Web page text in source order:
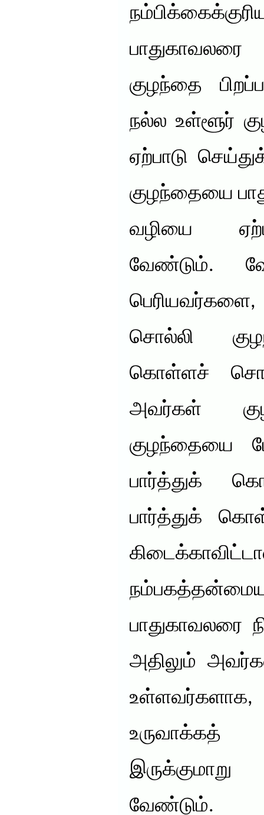
குழந்தை
நல்ல உள்ளூர்
ஏற்பாடு
குழந்தையை
வழியை
வேண்டும்.
சொல்லி
கொள்ளச்
அவர்கள்
குழந்தையை
பார்த்துக்
பார்த்துக்
பாதுகாவலரை
அதிலும்
உள்ளவர்களாக,
உருவாக்கத்
வேண்டும்.